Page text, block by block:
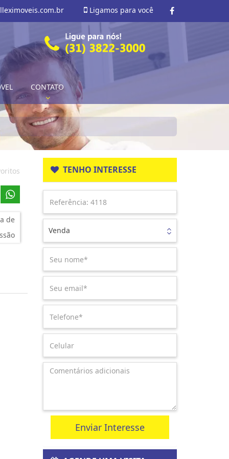
Ligamos para você
CONTATO
de
TENHO INTERESSE
Venda
Enviar Interesse